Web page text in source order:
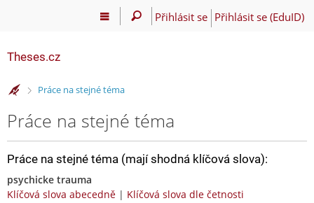
Přihlásit se Přihlásit se (EduID)
Theses.cz
>Práce na stejné téma
Práce na stejné téma
Práce na stejné téma (mají shodná klíčová slova):
psychicke trauma
Klíčová slova abecedně | Klíčová slova dle četnosti